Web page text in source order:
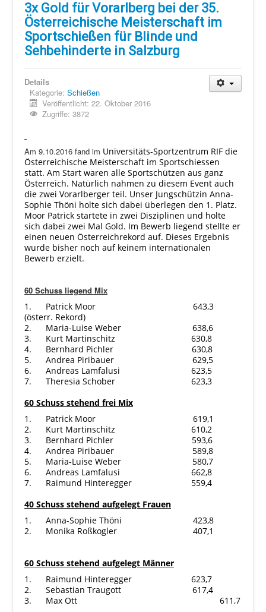
3x Gold für Vorarlberg bei der 35.
Österreichische Meisterschaft im
Sportschießen für Blinde und
Sehbehinderte in Salzburg
Details
Kategorie: Schießen
Veröffentlicht: 22. Oktober 2016
Zugriffe: 3872
Am 9.10.2016 fand im Universitäts-Sportzentrum RIF die
Österreichische Meisterschaft im Sportschiessen
statt. Am Start waren alle Sportschützen aus ganz
Österreich. Natürlich nahmen zu diesem Event auch
die zwei Vorarlberger teil. Unser Jungschützin Anna-
Sophie Thöni holte sich dabei überlegen den 1. Platz.
Moor Patrick startete in zwei Disziplinen und holte
sich dabei zwei Mal Gold. Im Bewerb liegend stellte er
einen neuen Österreichrekord auf. Dieses Ergebnis
wurde bisher noch auf keinem internationalen
Bewerb erzielt.
60 Schuss liegend Mix
1. Patrick Moor 643,3
(österr. Rekord)
2. Maria-Luise Weber 638,6
3. Kurt Martinschitz 630,8
4. Bernhard Pichler 630,8
5. Andrea Piribauer 629,5
6. Andreas Lamfalusi 623,5
7. Theresia Schober 623,3
60 Schuss stehend frei Mix
1. Patrick Moor 619,1
2. Kurt Martinschitz 610,2
3. Bernhard Pichler 593,6
4. Andrea Piribauer 589,8
5. Maria-Luise Weber 580,7
6. Andreas Lamfalusi 662,8
7. Raimund Hinteregger 559,4
40 Schuss stehend aufgelegt Frauen
1. Anna-Sophie Thöni 423,8
2. Monika Roßkogler 407,1
60 Schuss stehend aufgelegt Männer
1. Raimund Hinteregger 623,7
2. Sebastian Traugott 617,4
3. Max Ott 611,7